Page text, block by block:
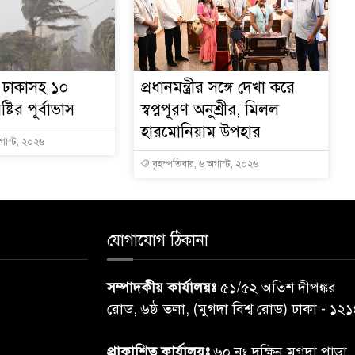
১০
পূর্বাভাস
২০২৬
প্রধানমন্ত্রীর সঙ্গে দেখা করে
স্বপ্নপূরণ অনুশ্রীর, মিলল
হারমোনিয়াম উপহার
বৃহস্পতিবার, ৬ অগাস্ট, ২০২৬
যোগাযোগ ঠিকানা
সম্পাদকীয় কার্যালয়ঃ ৫১/৫২ অতিশ দীপঙ্কর
রোড, ৬ষ্ঠ তলা, (মুগদা বিশ্ব রোড) ঢাকা -